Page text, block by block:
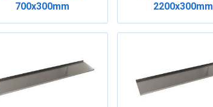
700x300mm
2200x300mm